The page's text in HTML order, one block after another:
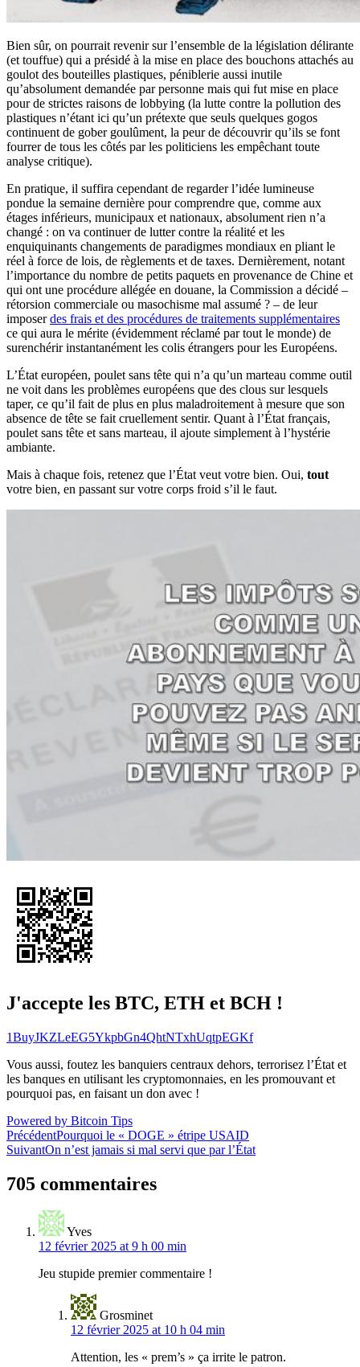
Bien sûr, on pourrait revenir sur l’ensemble de la législation délirante
(et touffue) qui a présidé à la mise en place des bouchons attachés au
goulot des bouteilles plastiques, péniblerie aussi inutile
qu’absolument demandée par personne mais qui fut mise en place
pour de strictes raisons de lobbying (la lutte contre la pollution des
plastiques n’étant ici qu’un prétexte que seuls quelques gogos
continuent de gober goulûment, la peur de découvrir qu’ils se font
fourrer de tous les côtés par les politiciens les empêchant toute
analyse critique).
En pratique, il suffira cependant de regarder l’idée lumineuse
pondue la semaine dernière pour comprendre que, comme aux
étages inférieurs, municipaux et nationaux, absolument rien n’a
changé : on va continuer de lutter contre la réalité et les
enquiquinants changements de paradigmes mondiaux en pliant le
réel à force de lois, de règlements et de taxes. Dernièrement, notant
l’importance du nombre de petits paquets en provenance de Chine et
qui ont une procédure allégée en douane, la Commission a décidé –
rétorsion commerciale ou masochisme mal assumé ? – de leur
imposerdes frais et des procédures de traitements supplémentaires
ce qui aura le mérite (évidemment réclamé par tout le monde) de
surenchérir instantanément les colis étrangers pour les Européens.
L’État européen, poulet sans tête qui n’a qu’un marteau comme outil
ne voit dans les problèmes européens que des clous sur lesquels
taper, ce qu’il fait de plus en plus maladroitement à mesure que son
absence de tête se fait cruellement sentir. Quant à l’État français,
poulet sans tête et sans marteau, il ajoute simplement à l’hystérie
ambiante.
Mais à chaque fois, retenez que l’État veut votre bien. Oui, tout
votre bien, en passant sur votre corps froid s’il le faut.
J'accepte les BTC, ETH et BCH !
1BuyJKZLeEG5YkpbGn4QhtNTxhUqtpEGKf
Vous aussi, foutez les banquiers centraux dehors, terrorisez l’État et
les banques en utilisant les cryptomonnaies, en les promouvant et
pourquoi pas, en faisant un don avec !
Powered by Bitcoin Tips
Navigation
de
l’article
PrécédentPourquoi le « DOGE » étripe USAID
SuivantOn n’est jamais si mal servi que par l’État
705 commentaires
Yves
12 février 2025 at 9 h 00 min
Jeu stupide premier commentaire !
Grosminet
12 février 2025 at 10 h 04 min
Attention, les « prem’s » ça irrite le patron.